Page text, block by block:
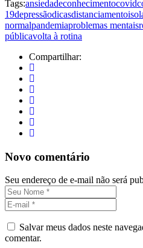
Tags:ansiedadeconhecimentocovid
19depressãodicasdistanciamento
normalpandemiaproblemas mentais
públicavolta à rotina
Compartilhar:
Novo comentário
Seu endereço de e-mail não será
Salvar meus dados neste
comentar.